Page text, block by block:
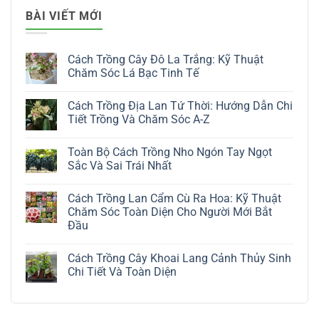
BÀI VIẾT MỚI
Cách Trồng Cây Đô La Trắng: Kỹ Thuật
Chăm Sóc Lá Bạc Tinh Tế
bình
luận
Cây
Đô
La
Thuật
Chăm
Sóc
Lá
Tế
Cách Trồng Địa Lan Tứ Thời: Hướng Dẫn Chi
Tiết Trồng Và Chăm Sóc A-Z
bình
luận
ở
Địa
Lan
Tứ
Thời:
Chi
Tiết
Trồng
Toàn Bộ Cách Trồng Nho Ngón Tay Ngọt
Sắc Và Sai Trái Nhất
bình
luận
ở
Toàn
Trồng
Nho
Ngón
Cách Trồng Lan Cẩm Cù Ra Hoa: Kỹ Thuật
Chăm Sóc Toàn Diện Cho Người Mới Bắt
Đầu
bình
luận
ở
Lan
Cách Trồng Cây Khoai Lang Cảnh Thủy Sinh
Chi Tiết Và Toàn Diện
bình